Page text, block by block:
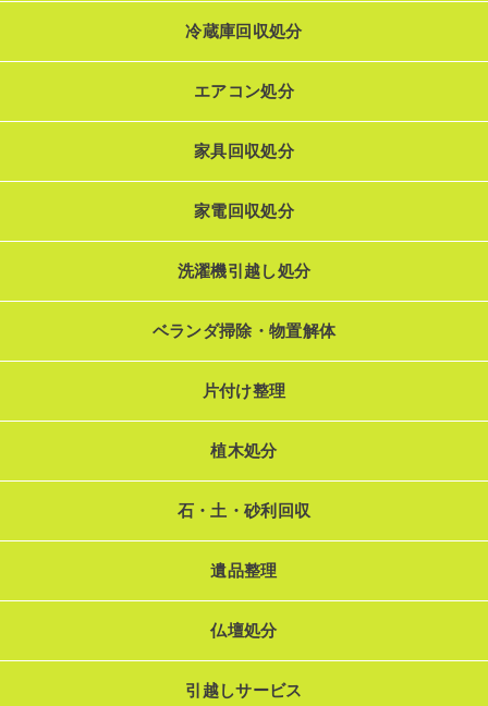
冷蔵庫回収処分
エアコン処分
家具回収処分
家電回収処分
洗濯機引越し処分
ベランダ掃除・物置解体
片付け整理
植木処分
石・土・砂利回収
遺品整理
仏壇処分
引越しサービス